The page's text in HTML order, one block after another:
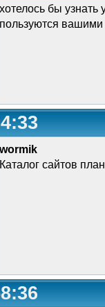
хотелось бы узнать
пользуются вашими
wormik
Каталог сайтов